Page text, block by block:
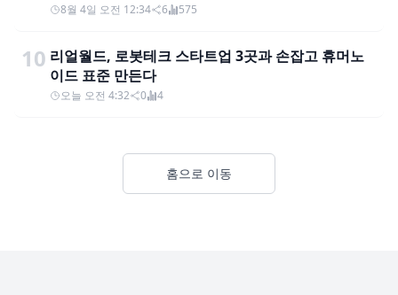
8월 4일 오전 12:34 6 575
10 리얼월드, 로봇테크 스타트업 3곳과 손잡고 휴머노
이드 표준 만든다
오늘 오전 4:32 0 4
홈으로 이동